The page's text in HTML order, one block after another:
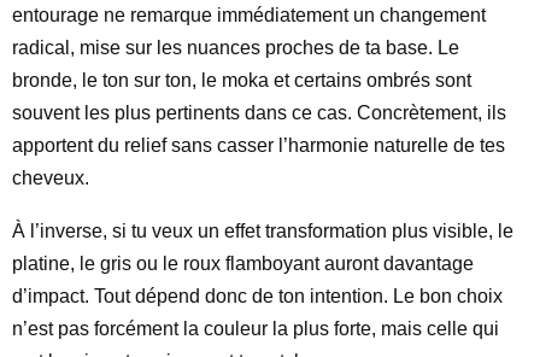
entourage ne remarque immédiatement un changement
radical, mise sur les nuances proches de ta base. Le
bronde, le ton sur ton, le moka et certains ombrés sont
souvent les plus pertinents dans ce cas. Concrètement, ils
apportent du relief sans casser l’harmonie naturelle de tes
cheveux.
À l’inverse, si tu veux un effet transformation plus visible, le
platine, le gris ou le roux flamboyant auront davantage
d’impact. Tout dépend donc de ton intention. Le bon choix
n’est pas forcément la couleur la plus forte, mais celle qui